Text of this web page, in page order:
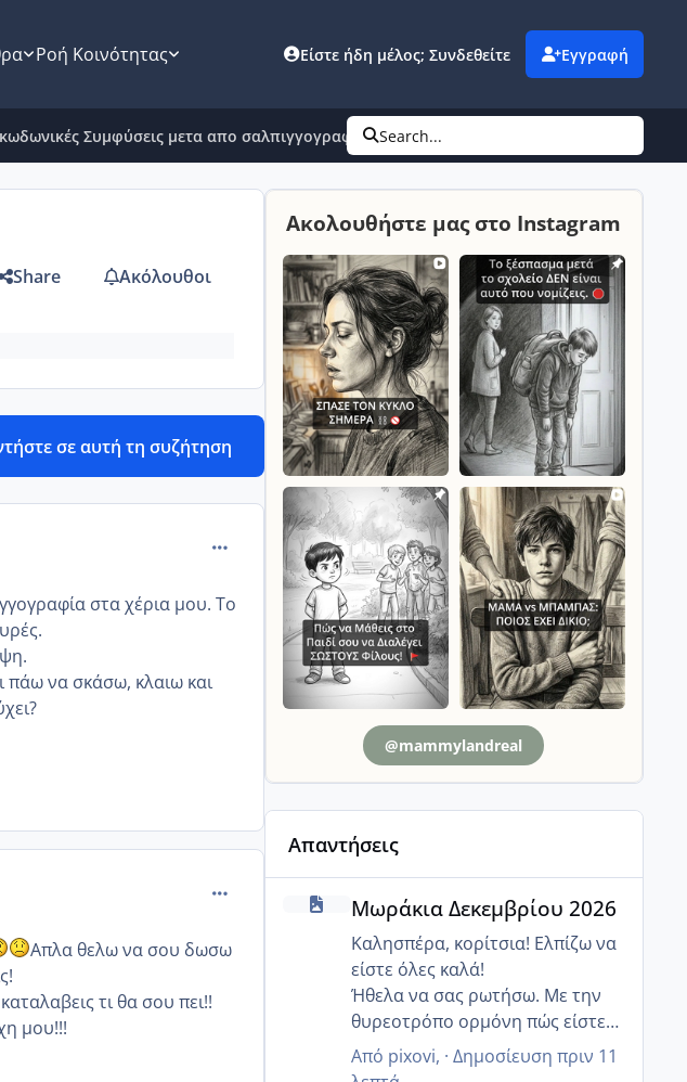
Ροή Κοινότητας Είστε ήδη μέλος; Συνδεθείτε Εγγραφή
Συμφύσεις μετα απο σαλπιγγογραφία! Search...
Share Ακόλουθοι
σε αυτή τη συζήτηση
comment_13017
στα χέρια μου. Το
πάω να σκάσω, κλαιω και
comment_469435
Απλα θελω να σου δωσω
τι θα σου πει!!
μου!!!
Ακολουθήστε μας στο Instagram
@mammylandreal
Απαντήσεις
Μωράκια Δεκεμβρίου 2026
Μωράκια Δεκεμβρίου 2026
Καλησπέρα, κορίτσια! Ελπίζω να
είστε όλες καλά!
Ήθελα να σας ρωτήσω. Με την
θυρεοτρόπο ορμόνη πώς είστε?
Έχει πέσει σε καμία τώρα στην
εγκυμοσύνη? Εγώ δεν είχα ποτέ
Από pixovi, · Δημοσίευση πριν 11